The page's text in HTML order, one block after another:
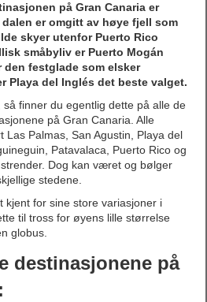
på Gran Canaria er
er omgitt av høye fjell som
skyer utenfor Puerto Rico
småbyliv er Puerto Mogán
festglade som elsker
Playa del Inglés det beste valget.
så finner du egentlig dette på alle de
på Gran Canaria. Alle
Las Palmas, San Agustin, Playa del
Patavalaca, Puerto Rico og
Dog kan været og bølger
stedene.
kjent for sine store variasjoner i
til tross for øyens lille størrelse
globus.
destinasjonene på